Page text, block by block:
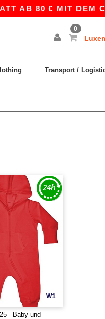
AB 80 € MIT DEM
0
Transport /
W1
- Baby und